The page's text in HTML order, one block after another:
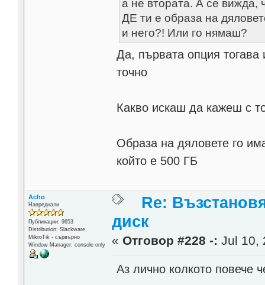
а не втората. А се вижда,
ДЕ ти е образа на
и него?! Или го нямаш?
Да, първата опция
точно
Какво искаш да кажеш с
Образа на дяловете го
който е 500 ГБ
Acho
Напреднали
Публикации: 9653
Distribution: Slackware,
MikroTik - сървърно
Window Manager: console only
Re:
диск
« Отговор #228 -: Jul 10,
Аз лично колкото повече